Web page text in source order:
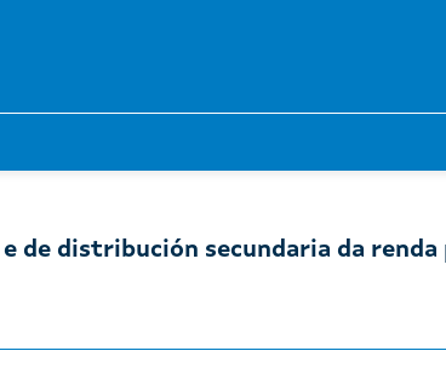
de distribución secundaria da renda